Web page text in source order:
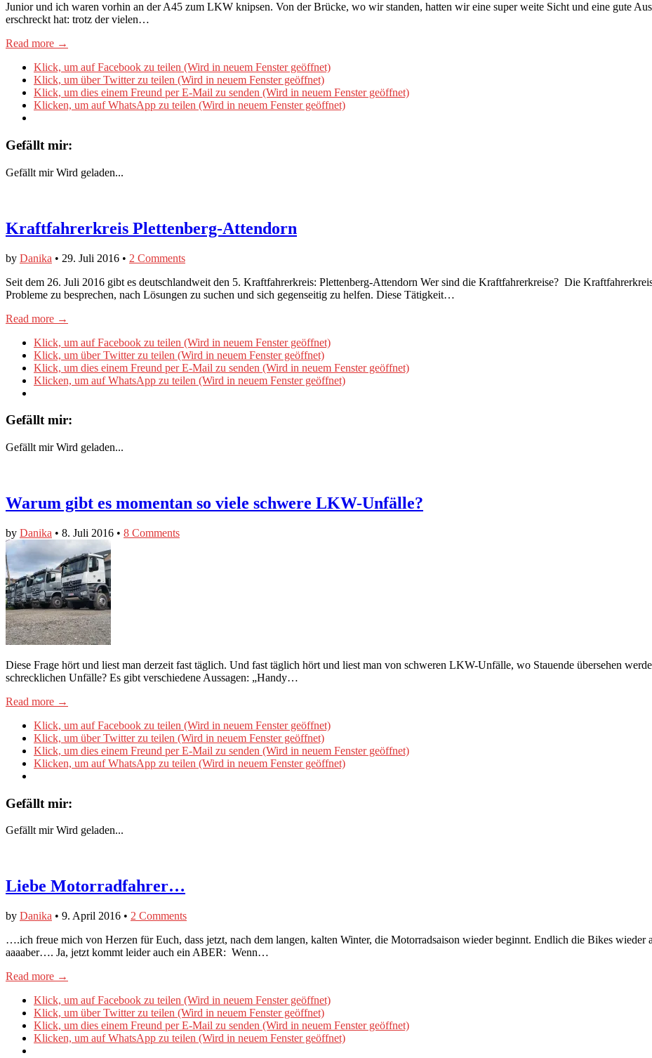
​Junior und ich waren vorhin an der A45 zum LKW knipsen. Von der Brücke, wo wir standen, hatten wir eine super weite Sicht und eine gute
erschreckt hat: trotz der vielen…
Read more →
Klick, um auf Facebook zu teilen (Wird in neuem Fenster geöffnet)
Klick, um über Twitter zu teilen (Wird in neuem Fenster geöffnet)
Klick, um dies einem Freund per E-Mail zu senden (Wird in neuem Fenster geöffnet)
Klicken, um auf WhatsApp zu teilen (Wird in neuem Fenster geöffnet)
Gefällt mir:
Gefällt mir Wird geladen...
Kraftfahrerkreis Plettenberg-Attendorn
by Danika • 29. Juli 2016 • 2 Comments
Seit dem 26. Juli 2016 gibt es deutschlandweit den 5. Kraftfahrerkreis: Plettenberg-Attendorn Wer sind die Kraftfahrerkreise? Die
Probleme zu besprechen, nach Lösungen zu suchen und sich gegenseitig zu helfen. Diese Tätigkeit…
Read more →
Klick, um auf Facebook zu teilen (Wird in neuem Fenster geöffnet)
Klick, um über Twitter zu teilen (Wird in neuem Fenster geöffnet)
Klick, um dies einem Freund per E-Mail zu senden (Wird in neuem Fenster geöffnet)
Klicken, um auf WhatsApp zu teilen (Wird in neuem Fenster geöffnet)
Gefällt mir:
Gefällt mir Wird geladen...
Warum gibt es momentan so viele schwere LKW-Unfälle?
by Danika • 8. Juli 2016 • 8 Comments
Diese Frage hört und liest man derzeit fast täglich. Und fast täglich hört und liest man von schweren LKW-Unfälle, wo Stauende übersehen
schrecklichen Unfälle? Es gibt verschiedene Aussagen: „Handy…
Read more →
Klick, um auf Facebook zu teilen (Wird in neuem Fenster geöffnet)
Klick, um über Twitter zu teilen (Wird in neuem Fenster geöffnet)
Klick, um dies einem Freund per E-Mail zu senden (Wird in neuem Fenster geöffnet)
Klicken, um auf WhatsApp zu teilen (Wird in neuem Fenster geöffnet)
Gefällt mir:
Gefällt mir Wird geladen...
Liebe Motorradfahrer…
by Danika • 9. April 2016 • 2 Comments
….ich freue mich von Herzen für Euch, dass jetzt, nach dem langen, kalten Winter, die Motorradsaison wieder beginnt. Endlich die Bikes wieder
aaaaber…. Ja, jetzt kommt leider auch ein ABER: Wenn…
Read more →
Klick, um auf Facebook zu teilen (Wird in neuem Fenster geöffnet)
Klick, um über Twitter zu teilen (Wird in neuem Fenster geöffnet)
Klick, um dies einem Freund per E-Mail zu senden (Wird in neuem Fenster geöffnet)
Klicken, um auf WhatsApp zu teilen (Wird in neuem Fenster geöffnet)